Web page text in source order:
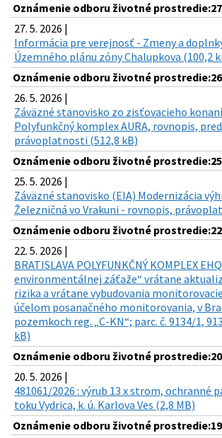
Oznámenie odboru životné
27. 5. 2026 |
Informácia pre verejnosť - Zmeny a
Územného plánu zóny Chalupkova (100,2
Oznámenie odboru životné
26. 5. 2026 |
Záväzné stanovisko zo zisťovacieho
Polyfunkčný komplex AURA, rovnopis,
právoplatnosti (512,8 kB)
Oznámenie odboru životné
25. 5. 2026 |
Záväzné stanovisko (EIA) Modernizácia
Železničná vo Vrakuni - rovnopis,
Oznámenie odboru životné
22. 5. 2026 |
BRATISLAVA POLYFUNKČNÝ KOMPLEX
environmentálnej záťaže“ vrátane
rizika a vrátane vybudovania
účelom posanačného monitorovania, v
pozemkoch reg. „C-KN“; parc. č. 9134/1,
kB)
Oznámenie odboru životné
20. 5. 2026 |
481061/2026 : výrub 13 x strom, ochranné
toku Vydrica, k. ú. Karlova Ves (2,8 MB)
Oznámenie odboru životné